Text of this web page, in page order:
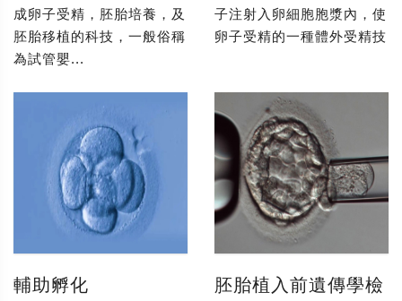
成卵子受精，胚胎培養，及
胚胎移植的科技，一般俗稱
為試管嬰...
子注射入卵細胞胞漿內，使
卵子受精的一種體外受精技
輔助孵化
胚胎植入前遺傳學檢